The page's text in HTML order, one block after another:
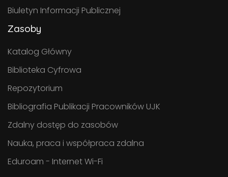
Biuletyn Informacji Publicznej
Zasoby
Katalog Główny
Biblioteka Cyfrowa
Repozytorium
Bibliografia Publikacji Pracowników UJK
Zdalny dostęp do zasobów
Nauka, praca i współpraca zdalna
Eduroam - Internet Wi-Fi